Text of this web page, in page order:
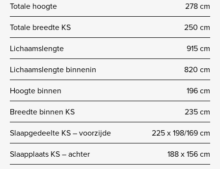
Totale hoogte
278 cm
Totale breedte KS
250 cm
Lichaamslengte
915 cm
Lichaamslengte binnenin
820 cm
Hoogte binnen
196 cm
Breedte binnen KS
235 cm
Slaapgedeelte KS – voorzijde
225 x 198/169 cm
Slaapplaats KS – achter
188 x 156 cm